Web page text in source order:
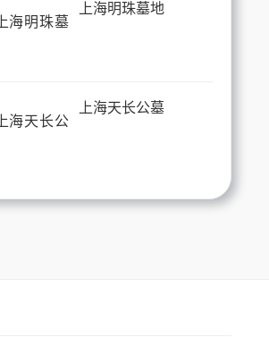
上海明珠墓地
上海天长公墓